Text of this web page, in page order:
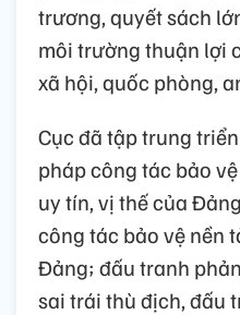
trương, quyết sách
môi trường thuận lợi
xã hội, quốc phòng,
Cục đã tập trung
pháp công tác bảo
uy tín, vị thế của
công tác bảo vệ nền
Đảng; đấu tranh
sai trái thù địch, đấu